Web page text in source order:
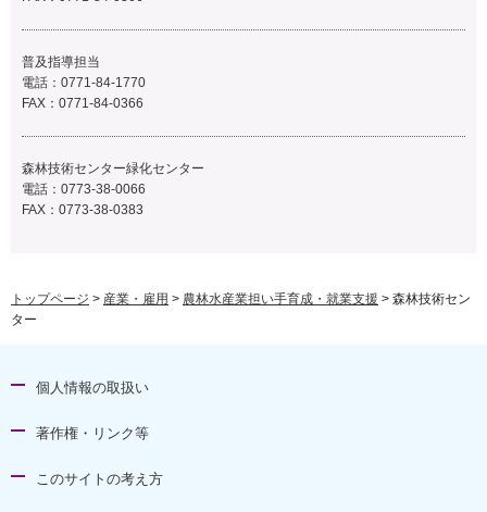
普及指導担当
電話：0771-84-1770
FAX：0771-84-0366
森林技術センター緑化センター
電話：0773-38-0066
FAX：0773-38-0383
トップページ > 産業・雇用 > 農林水産業担い手育成・就業支援 > 森林技術セン
ター
個人情報の取扱い
著作権・リンク等
このサイトの考え方